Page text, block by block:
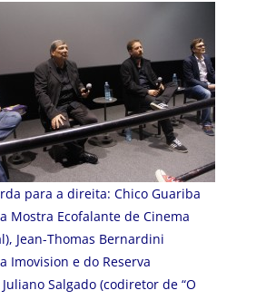
para a direita: Chico Guariba
Mostra Ecofalante de Cinema
Jean-Thomas Bernardini
Imovision e do Reserva
Salgado (codiretor de “O